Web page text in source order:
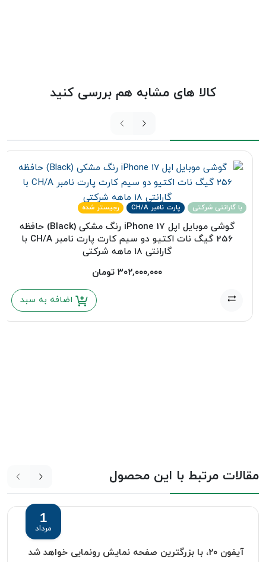
کالا های مشابه هم بررسی کنید
با گارانتی شرکتی پارت نامبر CH/A رجیستر شده
گوشی موبایل اپل iPhone 17 رنگ مشکی (Black) حافظه
256 گیگ نات اکتیو دو سیم کارت پارت نامبر CH/A با
گارانتی ۱۸ ماهه شرکتی
۳۰۲,۰۰۰,۰۰۰ تومان
اضافه به سبد
مقالات مرتبط با این محصول
1
مرداد
آیفون ۲۰، با بزرگترین صفحه نمایش رونمایی خواهد شد